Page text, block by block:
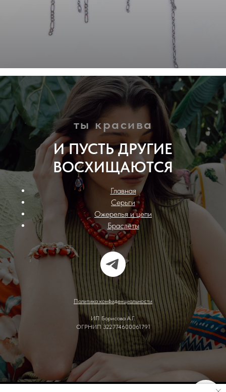
ты красива
И ПУСТЬ ДРУГИЕ
ВОСХИЩАЮТСЯ
Главная
Серьги
Ожерелья и цепи
Браслеты
Политика конфиденциальности
ИП Борисова А.Г.
ОГРНИП 322774600061791